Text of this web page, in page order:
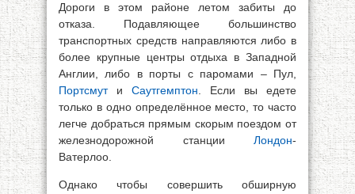
Дороги в этом районе летом забиты до
отказа. Подавляющее большинство
транспортных средств направляются либо в
более крупные центры отдыха в Западной
Англии, либо в порты с паромами – Пул,
Портсмути Саутгемптон. Если вы едете
только в одно определённое место, то часто
легче добраться прямым скорым поездом от
железнодорожной станции Лондон-
Ватерлоо.
Однако чтобы совершить обширную